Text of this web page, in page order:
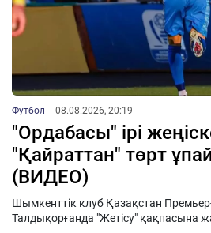
Футбол 08.08.2026, 20:19
"Ордабасы" ірі
"Қайраттан" төрт
(ВИДЕО)
Шымкенттік клуб Қазақстан
Талдықорғанда "Жетісу" қақпасына